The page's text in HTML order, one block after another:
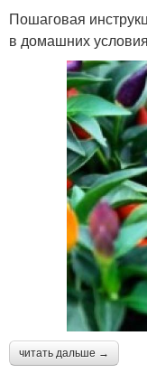
Пошаговая
в домашних
читать дальше →